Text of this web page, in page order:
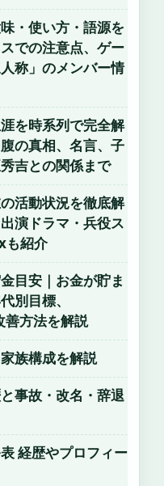
・使い方・語源を
での注意点、ゲー
称」のメンバー情
を時系列で完全解
の真相、名言、子
吉との関係まで
活動状況を徹底解
演ドラマ・兵役ス
も紹介
目安｜お金が貯ま
別目標、
方法を解説
族構成を解説
事故・改名・辞退
経歴やプロフィー